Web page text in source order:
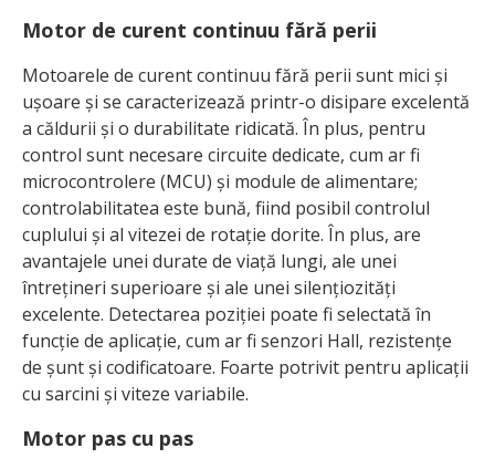
Motor de curent continuu fără perii
Motoarele de curent continuu fără perii sunt mici și
ușoare și se caracterizează printr-o disipare excelentă
a căldurii și o durabilitate ridicată. În plus, pentru
control sunt necesare circuite dedicate, cum ar fi
microcontrolere (MCU) și module de alimentare;
controlabilitatea este bună, fiind posibil controlul
cuplului și al vitezei de rotație dorite. În plus, are
avantajele unei durate de viață lungi, ale unei
întrețineri superioare și ale unei silențiozități
excelente. Detectarea poziției poate fi selectată în
funcție de aplicație, cum ar fi senzori Hall, rezistențe
de șunt și codificatoare. Foarte potrivit pentru aplicații
cu sarcini și viteze variabile.
Motor pas cu pas